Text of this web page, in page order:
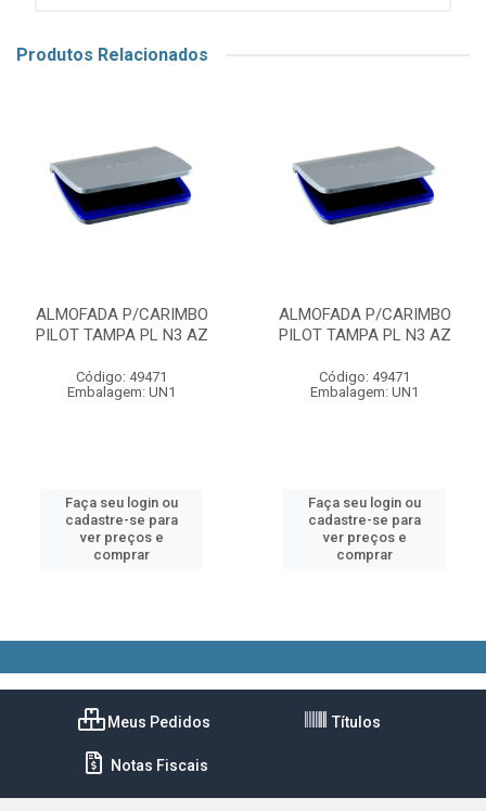
Produtos Relacionados
ALMOFADA P/CARIMBO
PILOT TAMPA PL N3 AZ
Código: 49471
Embalagem: UN1
Faça seu login ou
cadastre-se para
ver preços e
comprar
ALMOFADA P/CARIMBO
PILOT TAMPA PL N3 AZ
Código: 49471
Embalagem: UN1
Faça seu login ou
cadastre-se para
ver preços e
comprar
Meus Pedidos Títulos
Notas Fiscais